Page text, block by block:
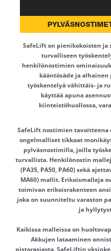
SafeLift on pienikokoisten
turvalliseen
henkilönostimien
kääntösäde ja
työskentelyä vähittäis- ja
käyttää apuna
kiinteistöhuollossa,
SafeLift nostimien tavoitteena
ongelmalliset tikkaat
pylväsnostimilla, joilla
turvallista. Henkilönostin
(PA35, PA50, PA60) sekä
MA60) mallit. Erikoismalleja
toimivan erikoisrakenteen
joka on suunniteltu varaston
ja
Kaikissa malleissa on
Akkujen lataaminen
pistorasiasta. SafeLiftin